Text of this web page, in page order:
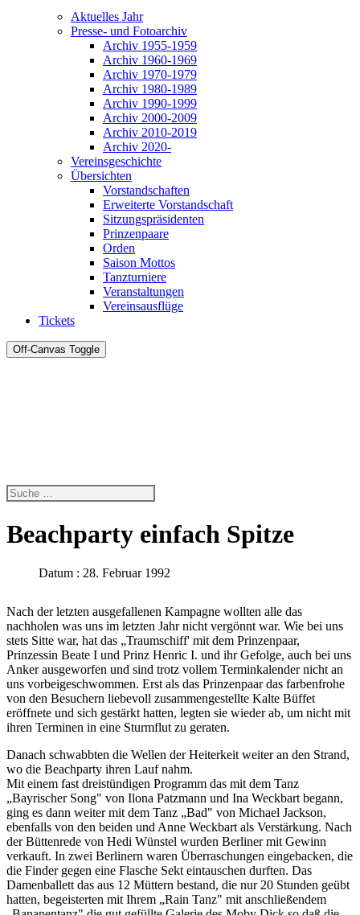
Aktuelles Jahr
Presse- und Fotoarchiv
Archiv 1955-1959
Archiv 1960-1969
Archiv 1970-1979
Archiv 1980-1989
Archiv 1990-1999
Archiv 2000-2009
Archiv 2010-2019
Archiv 2020-
Vereinsgeschichte
Übersichten
Vorstandschaften
Erweiterte Vorstandschaft
Sitzungspräsidenten
Prinzenpaare
Orden
Saison Mottos
Tanzturniere
Veranstaltungen
Vereinsausflüge
Tickets
Off-Canvas Toggle
Beachparty einfach Spitze
Datum : 28. Februar 1992
Nach der letzten ausgefallenen Kampagne wollten alle das
nachholen was uns im letzten Jahr nicht vergönnt war. Wie bei uns
stets Sitte war, hat das „Traumschiff' mit dem Prinzenpaar,
Prinzessin Beate I und Prinz Henric I. und ihr Gefolge, auch bei uns
Anker ausgeworfen und sind trotz vollem Terminkalender nicht an
uns vorbeigeschwommen. Erst als das Prinzenpaar das farbenfrohe
von den Besuchern liebevoll zusammengestellte Kalte Büffet
eröffnete und sich gestärkt hatten, legten sie wieder ab, um nicht mit
ihren Terminen in eine Sturmflut zu geraten.
Danach schwabbten die Wellen der Heiterkeit weiter an den Strand,
wo die Beachparty ihren Lauf nahm.
Mit einem fast dreistündigen Programm das mit dem Tanz
„Bayrischer Song" von Ilona Patzmann und Ina Weckbart begann,
ging es dann weiter mit dem Tanz „Bad" von Michael Jackson,
ebenfalls von den beiden und Anne Weckbart als Verstärkung. Nach
der Büttenrede von Hedi Wünstel wurden Berliner mit Gewinn
verkauft. In zwei Berlinern waren Überraschungen eingebacken, die
die Finder gegen eine Flasche Sekt eintauschen durften. Das
Damenballett das aus 12 Müttern bestand, die nur 20 Stunden geübt
hatten, begeisterten mit Ihrem „Rain Tanz" mit anschließendem